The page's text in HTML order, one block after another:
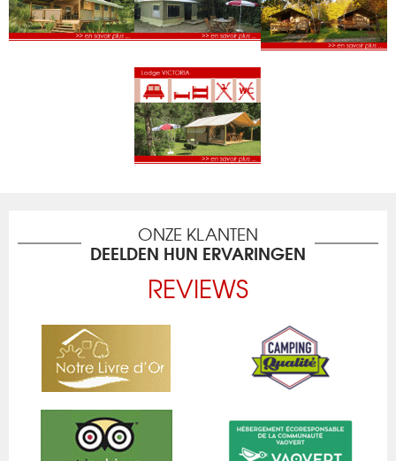
ONZE KLANTEN
DEELDEN HUN ERVARINGEN
REVIEWS